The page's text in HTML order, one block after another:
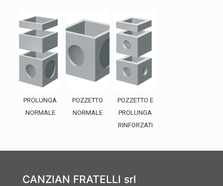
PROLUNGA
NORMALE
POZZETTO
NORMALE
POZZETTO E
PROLUNGA
RINFORZATI
CANZIAN FRATELLI srl